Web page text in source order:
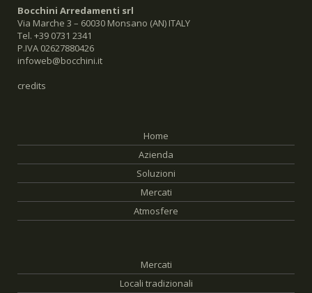
Bocchini Arredamenti srl
Via Marche 3 – 60030 Monsano (AN) ITALY
Tel. +39 0731 2341
P.IVA 02627880426
infoweb@bocchini.it
credits
Home
Azienda
Soluzioni
Mercati
Atmosfere
Mercati
Locali tradizionali